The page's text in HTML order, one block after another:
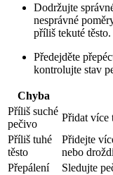
Dodržujte
nesprávné
příliš tekuté těsto.
Předejděte
kontrolujte stav
Chyba
Příliš ⁣suché
⁢pečivo
Přidat více
Příliš tuhé
těsto
Přidejte
nebo
Přepálení‌
Sledujte